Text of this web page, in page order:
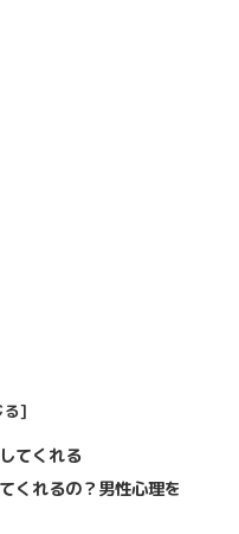
てくれる
くれるの？男性心理を